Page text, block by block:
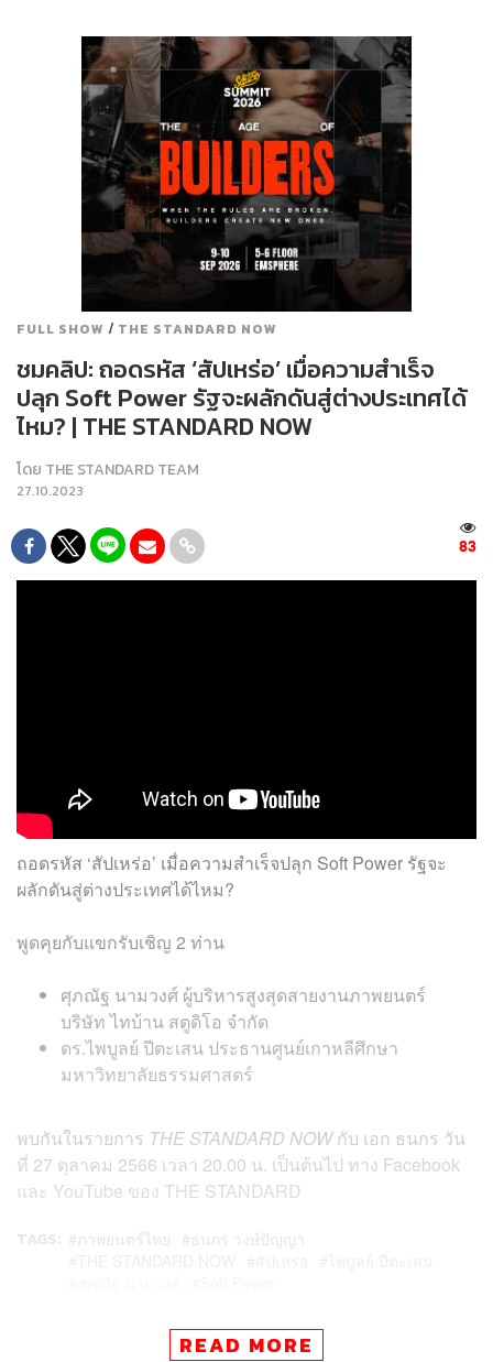
FULL SHOW / THE STANDARD NOW
ชมคลิป: ถอดรหัส ‘สัปเหร่อ’ เมื่อความสำเร็จ
ปลุก Soft Power รัฐจะผลักดันสู่ต่างประเทศได้
ไหม? | THE STANDARD NOW
โดย THE STANDARD TEAM
27.10.2023
83
ถอดรหัส ‘สัปเหร่อ’ เมื่อความสำเร็จปลุก Soft Power รัฐจะ
ผลักดันสู่ต่างประเทศได้ไหม?
พูดคุยกับแขกรับเชิญ 2 ท่าน
ศุภณัฐ นามวงศ์ ผู้บริหารสูงสุดสายงานภาพยนตร์
บริษัท ไทบ้าน สตูดิโอ จำกัด
ดร.ไพบูลย์ ปีตะเสน ประธานศูนย์เกาหลีศึกษา
มหาวิทยาลัยธรรมศาสตร์
พบกันในรายการ THE STANDARD NOWกับ เอก ธนกร วัน
ที่ 27 ตุลาคม 2566 เวลา 20.00 น. เป็นต้นไป ทาง Facebook
และ YouTube ของ THE STANDARD
ภาพยนตร์ไทย
ธนกร วงษ์ปัญญา
READ MORE